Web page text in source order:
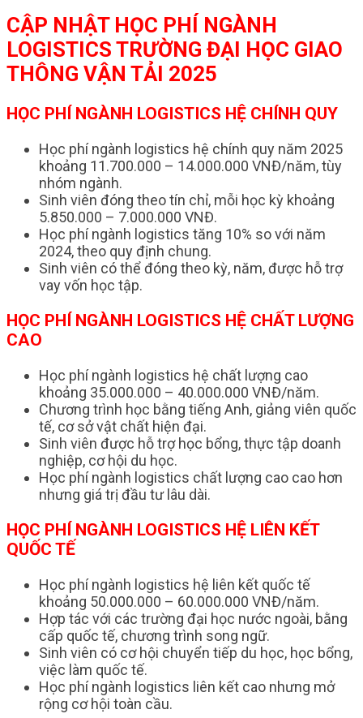
CẬP NHẬT HỌC PHÍ NGÀNH
LOGISTICS TRƯỜNG ĐẠI HỌC GIAO
THÔNG VẬN TẢI 2025
HỌC PHÍ NGÀNH LOGISTICS HỆ CHÍNH QUY
Học phí ngành logistics hệ chính quy năm 2025
khoảng 11.700.000 – 14.000.000 VNĐ/năm, tùy
nhóm ngành.
Sinh viên đóng theo tín chỉ, mỗi học kỳ khoảng
5.850.000 – 7.000.000 VNĐ.
Học phí ngành logistics tăng 10% so với năm
2024, theo quy định chung.
Sinh viên có thể đóng theo kỳ, năm, được hỗ trợ
vay vốn học tập.
HỌC PHÍ NGÀNH LOGISTICS HỆ CHẤT LƯỢNG
CAO
Học phí ngành logistics hệ chất lượng cao
khoảng 35.000.000 – 40.000.000 VNĐ/năm.
Chương trình học bằng tiếng Anh, giảng viên quốc
tế, cơ sở vật chất hiện đại.
Sinh viên được hỗ trợ học bổng, thực tập doanh
nghiệp, cơ hội du học.
Học phí ngành logistics chất lượng cao cao hơn
nhưng giá trị đầu tư lâu dài.
HỌC PHÍ NGÀNH LOGISTICS HỆ LIÊN KẾT
QUỐC TẾ
Học phí ngành logistics hệ liên kết quốc tế
khoảng 50.000.000 – 60.000.000 VNĐ/năm.
Hợp tác với các trường đại học nước ngoài, bằng
cấp quốc tế, chương trình song ngữ.
Sinh viên có cơ hội chuyển tiếp du học, học bổng,
việc làm quốc tế.
Học phí ngành logistics liên kết cao nhưng mở
rộng cơ hội toàn cầu.